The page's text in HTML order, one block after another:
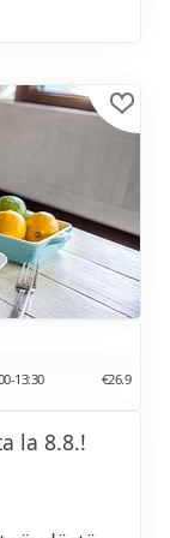
13:30 €26.9
la 8.8.!